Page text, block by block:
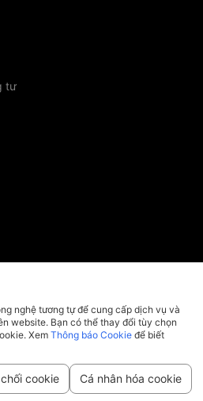
tư
nghệ tương tự để cung cấp dịch vụ và
website. Bạn có thể thay đổi tùy chọn
Xem Thông báo Cookie để biết
cookie Cá nhân hóa cookie